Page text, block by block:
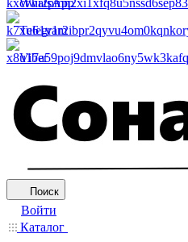
WhatsApp
Telegram
Viber
Поиск
Войти
Каталог